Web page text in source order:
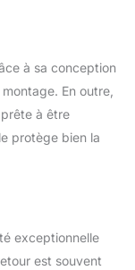
à sa conception
En outre,
à être
protège bien la
exceptionnelle
est souvent